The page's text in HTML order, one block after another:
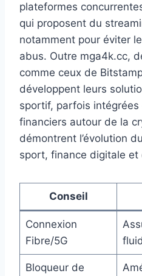
plateformes
qui proposent du
notamment pour éviter
abus. Outre mga4k.cc,
comme ceux de
développent leurs
sportif, parfois
financiers autour de la
démontrent l’évolution
sport, finance digitale
Conseil
Connexion
Fibre/5G
Bloqueur de